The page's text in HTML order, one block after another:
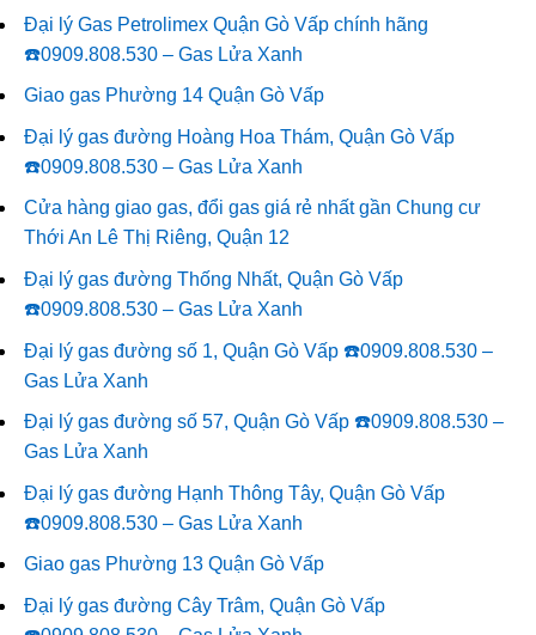
Đại lý Gas Petrolimex Quận Gò Vấp chính hãng
☎️0909.808.530 – Gas Lửa Xanh
Giao gas Phường 14 Quận Gò Vấp
Đại lý gas đường Hoàng Hoa Thám, Quận Gò Vấp
☎️0909.808.530 – Gas Lửa Xanh
Cửa hàng giao gas, đổi gas giá rẻ nhất gần Chung cư
Thới An Lê Thị Riêng, Quận 12
Đại lý gas đường Thống Nhất, Quận Gò Vấp
☎️0909.808.530 – Gas Lửa Xanh
Đại lý gas đường số 1, Quận Gò Vấp ☎️0909.808.530 –
Gas Lửa Xanh
Đại lý gas đường số 57, Quận Gò Vấp ☎️0909.808.530 –
Gas Lửa Xanh
Đại lý gas đường Hạnh Thông Tây, Quận Gò Vấp
☎️0909.808.530 – Gas Lửa Xanh
Giao gas Phường 13 Quận Gò Vấp
Đại lý gas đường Cây Trâm, Quận Gò Vấp